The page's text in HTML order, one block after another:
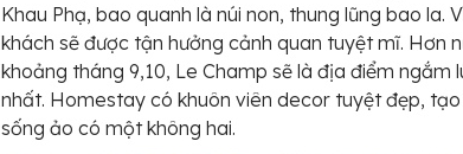
Khau Phạ, bao quanh là núi non, thung lũng bao la.
khách sẽ được tận hưởng cảnh quan tuyệt mĩ. Hơn
khoảng tháng 9,10, Le Champ sẽ là địa điểm ngắm
nhất. Homestay có khuôn viên decor tuyệt đẹp, tạo
sống ảo có một không hai.